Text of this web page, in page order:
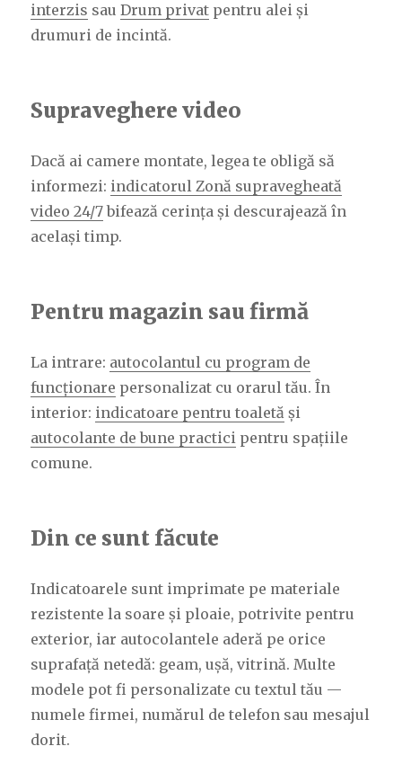
interzis sauDrum privat pentru alei și
drumuri de incintă.
Supraveghere video
Dacă ai camere montate, legea te obligă să
informezi: indicatorul Zonă supravegheată
video 24/7bifează cerința și descurajează în
același timp.
Pentru magazin sau firmă
La intrare: autocolantul cu program de
funcționare personalizat cu orarul tău. În
interior: indicatoare pentru toaletă și
autocolante de bune practici pentru spațiile
comune.
Din ce sunt făcute
Indicatoarele sunt imprimate pe materiale
rezistente la soare și ploaie, potrivite pentru
exterior, iar autocolantele aderă pe orice
suprafață netedă: geam, ușă, vitrină. Multe
modele pot fi personalizate cu textul tău —
numele firmei, numărul de telefon sau mesajul
dorit.